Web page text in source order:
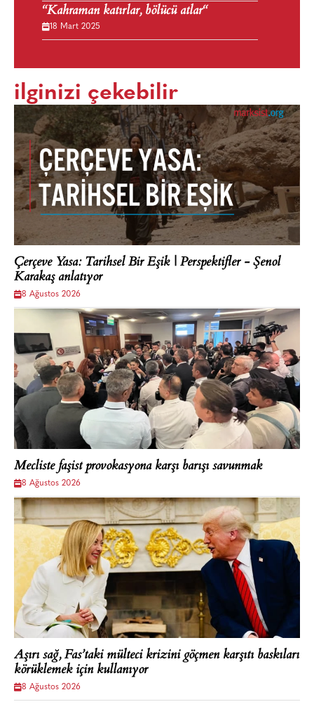
“Kahraman katırlar, bölücü atlar“
18 Mart 2025
ilginizi çekebilir
Çerçeve Yasa: Tarihsel Bir Eşik | Perspektifler - Şenol
Karakaş anlatıyor
8 Ağustos 2026
Mecliste faşist provokasyona karşı barışı savunmak
8 Ağustos 2026
Aşırı sağ, Fas’taki mülteci krizini göçmen karşıtı baskıları
körüklemek için kullanıyor
8 Ağustos 2026